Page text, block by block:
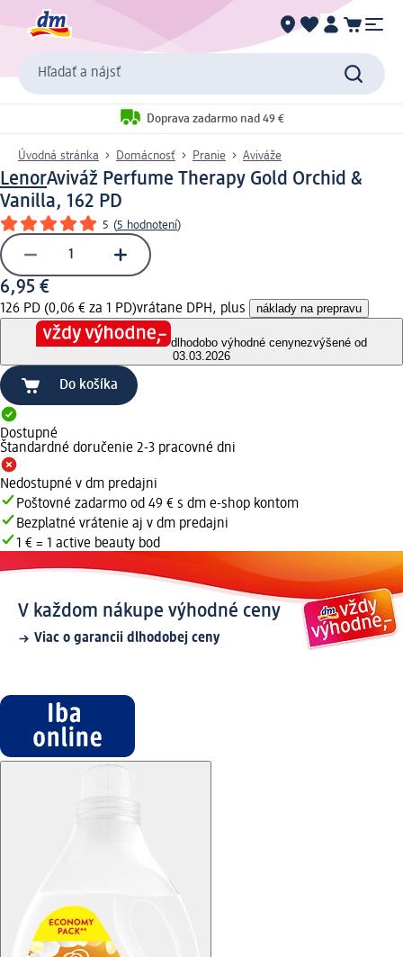
Hľadať a nájsť
Doprava zadarmo nad 49 €
Úvodná stránka Domácnosť Pranie Aviváže
LenorAviváž Perfume Therapy Gold Orchid &
Vanilla, 162 PD
5 (5 hodnotení)
6,95 €
126 PD (0,06 € za 1 PD)vrátane DPH, plus náklady na prepravu
dlhodobo výhodné cenynezvýšené od
03.03.2026
Do košíka
Dostupné
Štandardné doručenie 2-3 pracovné dni
Nedostupné v dm predajni
Poštovné zadarmo od 49 € s dm e-shop kontom
Bezplatné vrátenie aj v dm predajni
1 € = 1 active beauty bod
V každom nákupe výhodné ceny
Viac o garancii dlhodobej ceny